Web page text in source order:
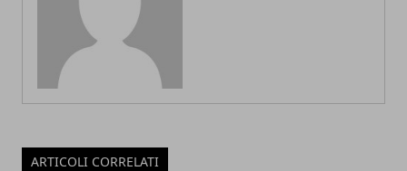
ARTICOLI CORRELATI